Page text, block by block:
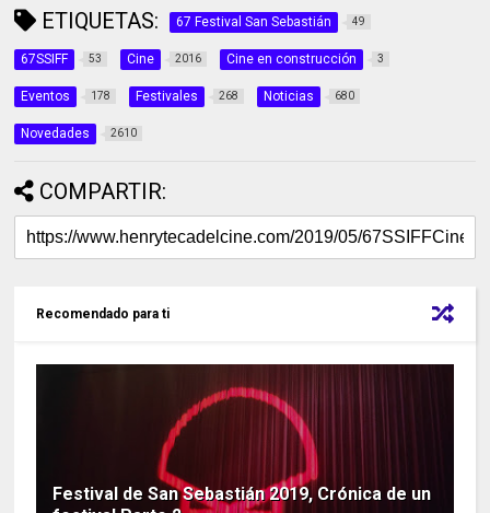
ETIQUETAS: 67 Festival San Sebastián 49
67SSIFF 53 Cine 2016 Cine en construcción 3
Eventos 178 Festivales 268 Noticias 680
Novedades 2610
COMPARTIR:
Recomendado para ti
Festival de San Sebastián 2019, Crónica de un